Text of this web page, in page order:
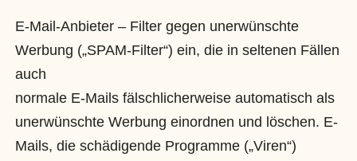
E-Mail-Anbieter – Filter gegen unerwünschte
Werbung („SPAM-Filter“) ein, die in seltenen Fällen
auch
normale E-Mails fälschlicherweise automatisch als
unerwünschte Werbung einordnen und löschen. E-
Mails, die schädigende Programme („Viren“)